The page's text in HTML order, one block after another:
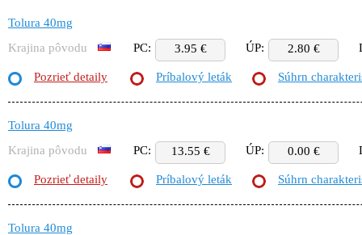
Tolura 40mg
Krajina pôvodu
PC: 3.95 € ÚP: 2.80 €
Pozrieť detaily Príbalový leták Súhrn
Tolura 40mg
Krajina pôvodu
PC: 13.55 € ÚP: 0.00 €
Pozrieť detaily Príbalový leták Súhrn
Tolura 40mg